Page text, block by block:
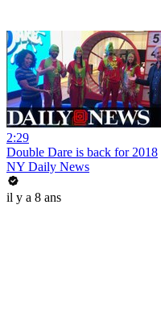
2:29
Double Dare is back for 2018
NY Daily News
il y a 8 ans